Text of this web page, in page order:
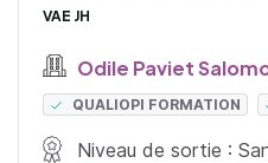
VAE JH
Odile Paviet
QUALIOPI FORMATION
Niveau de sortie :